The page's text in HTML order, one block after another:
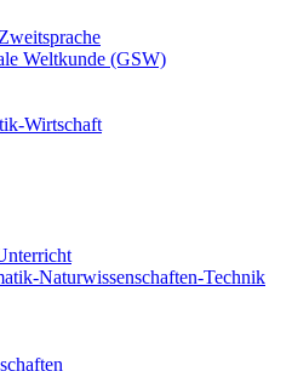
Weltkunde (GSW)
Wirtschaft
Naturwissenschaften-Technik